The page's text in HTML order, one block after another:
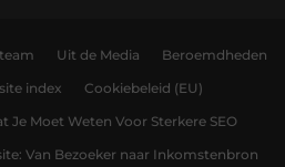
Uit de Media Beroemdheden
index Cookiebeleid (EU)
Je Moet Weten Voor Sterkere SEO
Van Bezoeker naar Inkomstenbron